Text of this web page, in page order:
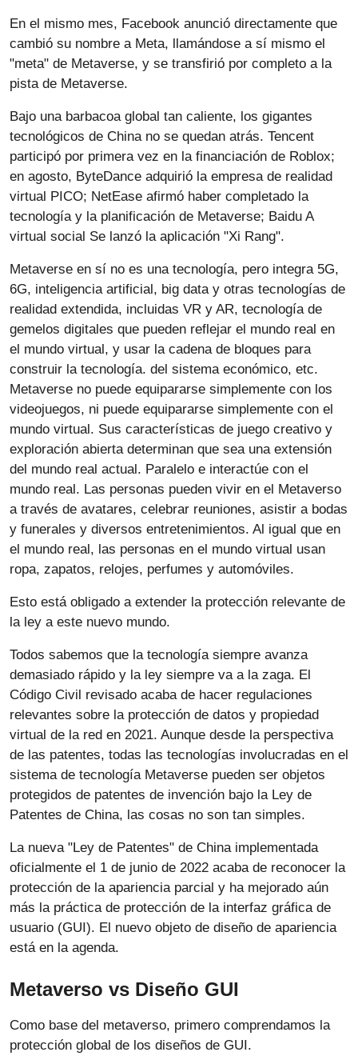
En el mismo mes, Facebook anunció directamente que
cambió su nombre a Meta, llamándose a sí mismo el
"meta" de Metaverse, y se transfirió por completo a la
pista de Metaverse.
Bajo una barbacoa global tan caliente, los gigantes
tecnológicos de China no se quedan atrás. Tencent
participó por primera vez en la financiación de Roblox;
en agosto, ByteDance adquirió la empresa de realidad
virtual PICO; NetEase afirmó haber completado la
tecnología y la planificación de Metaverse; Baidu A
virtual social Se lanzó la aplicación "Xi Rang".
Metaverse en sí no es una tecnología, pero integra 5G,
6G, inteligencia artificial, big data y otras tecnologías de
realidad extendida, incluidas VR y AR, tecnología de
gemelos digitales que pueden reflejar el mundo real en
el mundo virtual, y usar la cadena de bloques para
construir la tecnología. del sistema económico, etc.
Metaverse no puede equipararse simplemente con los
videojuegos, ni puede equipararse simplemente con el
mundo virtual. Sus características de juego creativo y
exploración abierta determinan que sea una extensión
del mundo real actual. Paralelo e interactúe con el
mundo real. Las personas pueden vivir en el Metaverso
a través de avatares, celebrar reuniones, asistir a bodas
y funerales y diversos entretenimientos. Al igual que en
el mundo real, las personas en el mundo virtual usan
ropa, zapatos, relojes, perfumes y automóviles.
Esto está obligado a extender la protección relevante de
la ley a este nuevo mundo.
Todos sabemos que la tecnología siempre avanza
demasiado rápido y la ley siempre va a la zaga. El
Código Civil revisado acaba de hacer regulaciones
relevantes sobre la protección de datos y propiedad
virtual de la red en 2021. Aunque desde la perspectiva
de las patentes, todas las tecnologías involucradas en el
sistema de tecnología Metaverse pueden ser objetos
protegidos de patentes de invención bajo la Ley de
Patentes de China, las cosas no son tan simples.
La nueva "Ley de Patentes" de China implementada
oficialmente el 1 de junio de 2022 acaba de reconocer la
protección de la apariencia parcial y ha mejorado aún
más la práctica de protección de la interfaz gráfica de
usuario (GUI). El nuevo objeto de diseño de apariencia
está en la agenda.
Metaverso vs Diseño GUI
Como base del metaverso, primero comprendamos la
protección global de los diseños de GUI.